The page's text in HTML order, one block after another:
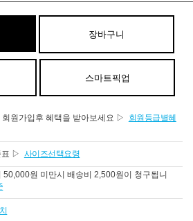
장바구니
스마트픽업
원가입후 혜택을 받아보세요 ▷
회원등급별혜
표 ▷ 사이즈선택요령
50,000원 미만시 배송비 2,500원이 청구됩니